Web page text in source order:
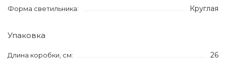
Форма светильника: Круглая
Упаковка
Длина коробки, см: 26